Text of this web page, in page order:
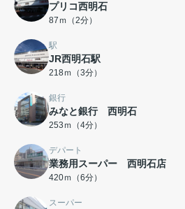
プリコ西明石
87ｍ（2分）
駅
JR西明石駅
218ｍ（3分）
銀行
みなと銀行 西明石
253ｍ（4分）
デパート
業務用スーパー 西明石店
420ｍ（6分）
スーパー